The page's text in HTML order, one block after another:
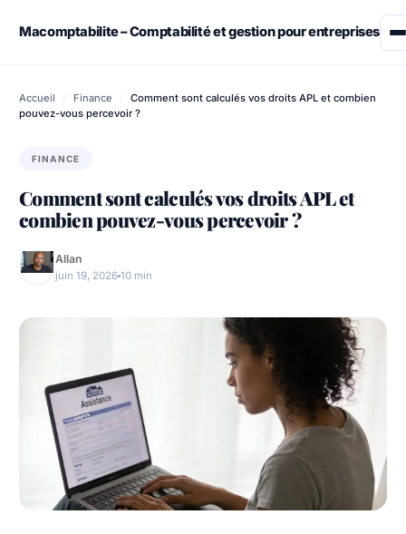
Macomptabilite – Comptabilité et gestion pour entreprises
Assurance
Finance
Immobilier
Accueil / Finance /
Comment sont calculés vos droits APL et combien
pouvez-vous percevoir ?
FINANCE
Comment sont calculés vos droits APL et
combien pouvez-vous percevoir ?
Allan
juin 19, 2026 10 min